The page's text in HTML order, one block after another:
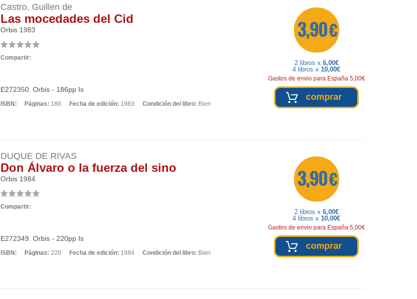
Castro, Guillen de
Las mocedades del Cid
Orbis 1983
Compartir:
E272350. Orbis - 186pp Is
ISBN: Páginas: 186 Fecha de edición: 1983 Condición del libro: Bien
3,90 €
2 libros x 6,00€
4 libros x 10,00€
Gastos de envio para España 5,00€
comprar
DUQUE DE RIVAS
Don Álvaro o la fuerza del sino
Orbis 1984
Compartir:
E272349. Orbis - 220pp Is
ISBN: Páginas: 220 Fecha de edición: 1984 Condición del libro: Bien
3,90 €
2 libros x 6,00€
4 libros x 10,00€
Gastos de envio para España 5,00€
comprar